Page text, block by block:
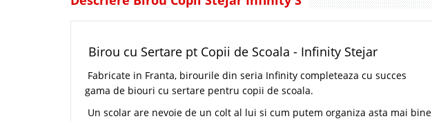
Birou cu Sertare pt Copii de Scoala - Infinity Stejar
Fabricate in Franta, birourile din seria Infinity completeaza cu succes
gama de biouri cu sertare pentru copii de scoala.
Un scolar are nevoie de un colt al lui si cum putem organiza asta mai bine